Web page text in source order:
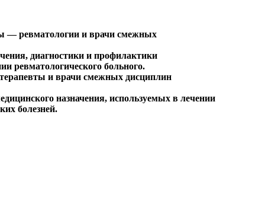
— ревматологии и врачи смежных
диагностики и профилактики
ревматологического больного.
и врачи смежных дисциплин
назначения, используемых в лечении
болезней.